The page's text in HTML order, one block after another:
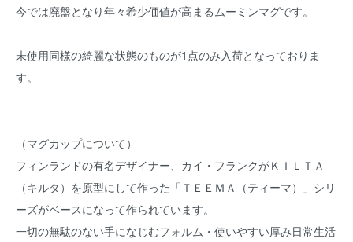
今では廃盤となり年々希少価値が高まるムーミンマグです。
未使用同様の綺麗な状態のものが1点のみ入荷となっておりま
す。
（マグカップについて）
フィンランドの有名デザイナー、カイ・フランクがＫＩＬＴＡ
（キルタ）を原型にして作った「ＴＥＥＭＡ（ティーマ）」シリ
ーズがベースになって作られています。
一切の無駄のない手になじむフォルム・使いやすい厚み日常生活